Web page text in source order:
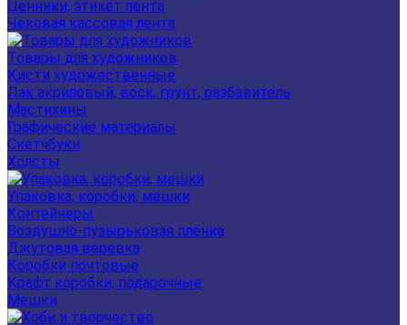
Ценники, этикет лента
Чековая кассовая лента
Товары для художников
Кисти художественные
Лак акриловый, воск, грунт, разбавитель
Мастихины
Графические материалы
Скетчбуки
Холсты
Упаковка, коробки, мешки
Контейнеры
Воздушно-пузырьковая плёнка
Джутовая веревка
Коробки почтовые
Крафт коробки, подарочные
Мешки